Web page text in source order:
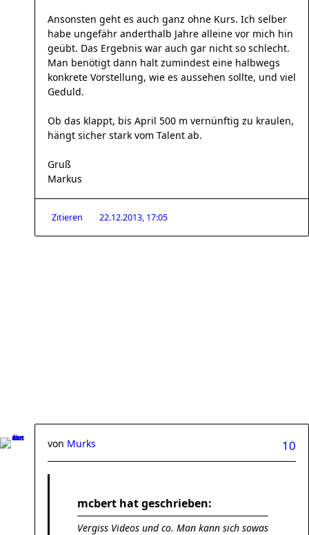
Ansonsten geht es auch ganz ohne Kurs. Ich selber
habe ungefähr anderthalb Jahre alleine vor mich hin
geübt. Das Ergebnis war auch gar nicht so schlecht.
Man benötigt dann halt zumindest eine halbwegs
konkrete Vorstellung, wie es aussehen sollte, und viel
Geduld.
Ob das klappt, bis April 500 m vernünftig zu kraulen,
hängt sicher stark vom Talent ab.
Gruß
Markus
Zitieren 22.12.2013, 17:05
10
von Murks
mcbert hat geschrieben:
Vergiss Videos und co. Man kann sich sowas